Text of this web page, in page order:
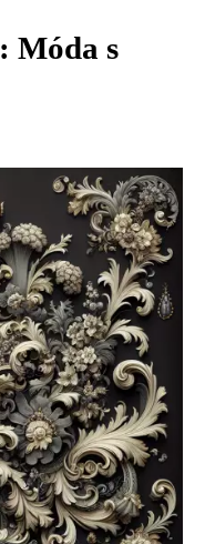
Móda s